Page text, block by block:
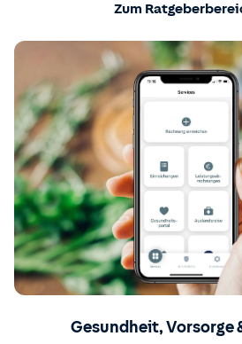
Zum
Gesundheit, Vorsorge